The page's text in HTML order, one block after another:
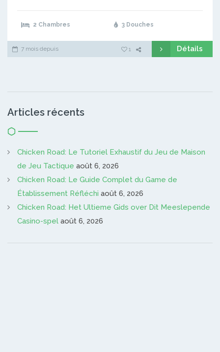
2 Chambres 3 Douches
7 mois depuis 1 Détails
Articles récents
Chicken Road: Le Tutoriel Exhaustif du Jeu de Maison
de Jeu Tactique août 6, 2026
Chicken Road: Le Guide Complet du Game de
Établissement Réfléchi août 6, 2026
Chicken Road: Het Ultieme Gids over Dit Meeslepende
Casino-spel août 6, 2026